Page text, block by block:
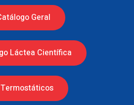
Geral
Láctea Científica